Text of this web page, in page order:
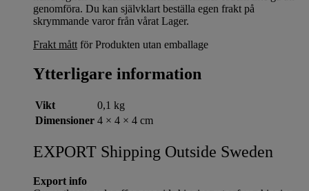
genomföra. Du kan självklart beställa egen frakt på
skrymmande varor från vårat Lager.
Frakt mått för Produkten utan emballage
Ytterligare information
Vikt
0,1 kg
Dimensioner 4 × 4 × 4 cm
EXPORT Shipping Outside Sweden
Export info